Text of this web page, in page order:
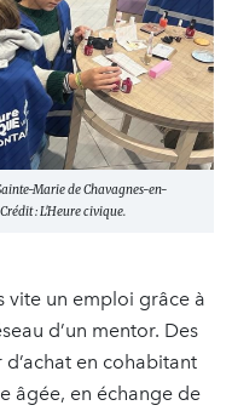
Marie de Chavagnes-en-
: L'Heure civique.
vite un emploi grâce à
d’un mentor. Des
en cohabitant
âgée, en échange de